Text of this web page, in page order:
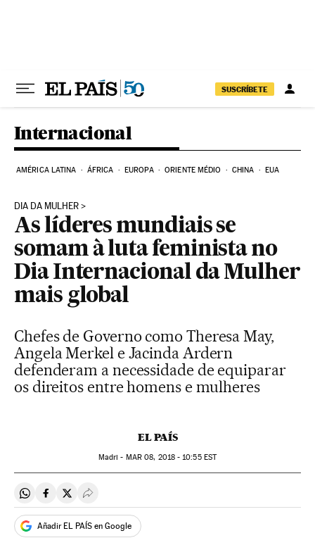
SUSCRÍBETE
Internacional
AMÉRICA LATINA ÁFRICA EUROPA ORIENTE MÉDIO CHINA EUA
DIA DA MULHER
As líderes mundiais se
somam à luta feminista no
Dia Internacional da Mulher
mais global
Chefes de Governo como Theresa May,
Angela Merkel e Jacinda Ardern
defenderam a necessidade de equiparar
os direitos entre homens e mulheres
EL PAÍS
Madri - MAR 08, 2018 - 10:55EST
Compartir en Whatsapp
Compartir en Facebook
Compartir en Twitter
Desplegar Redes Sociales
Añadir EL PAÍS en Google